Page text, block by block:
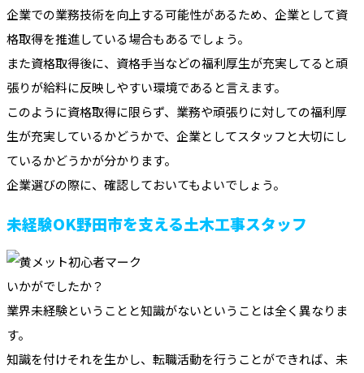
企業での業務技術を向上する可能性があるため、企業として資
格取得を推進している場合もあるでしょう。
また資格取得後に、資格手当などの福利厚生が充実してると頑
張りが給料に反映しやすい環境であると言えます。
このように資格取得に限らず、業務や頑張りに対しての福利厚
生が充実しているかどうかで、企業としてスタッフと大切にし
ているかどうかが分かります。
企業選びの際に、確認しておいてもよいでしょう。
未経験OK野田市を支える土木工事スタッフ
いかがでしたか？
業界未経験ということと知識がないということは全く異なりま
す。
知識を付けそれを生かし、転職活動を行うことができれば、未